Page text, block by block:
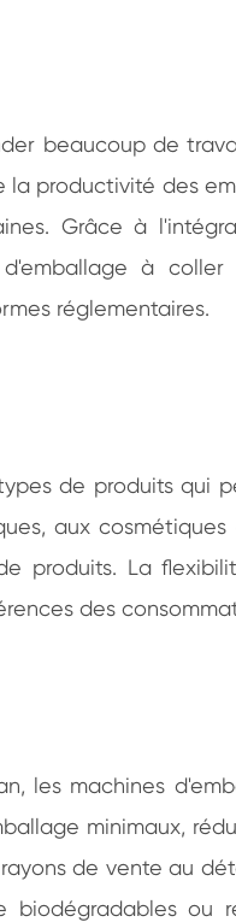
beaucoup de
productivité des
Grâce à
à
réglementaires.
de produits qui
aux
produits. La
des
les machines
minimaux,
de vente au
ou